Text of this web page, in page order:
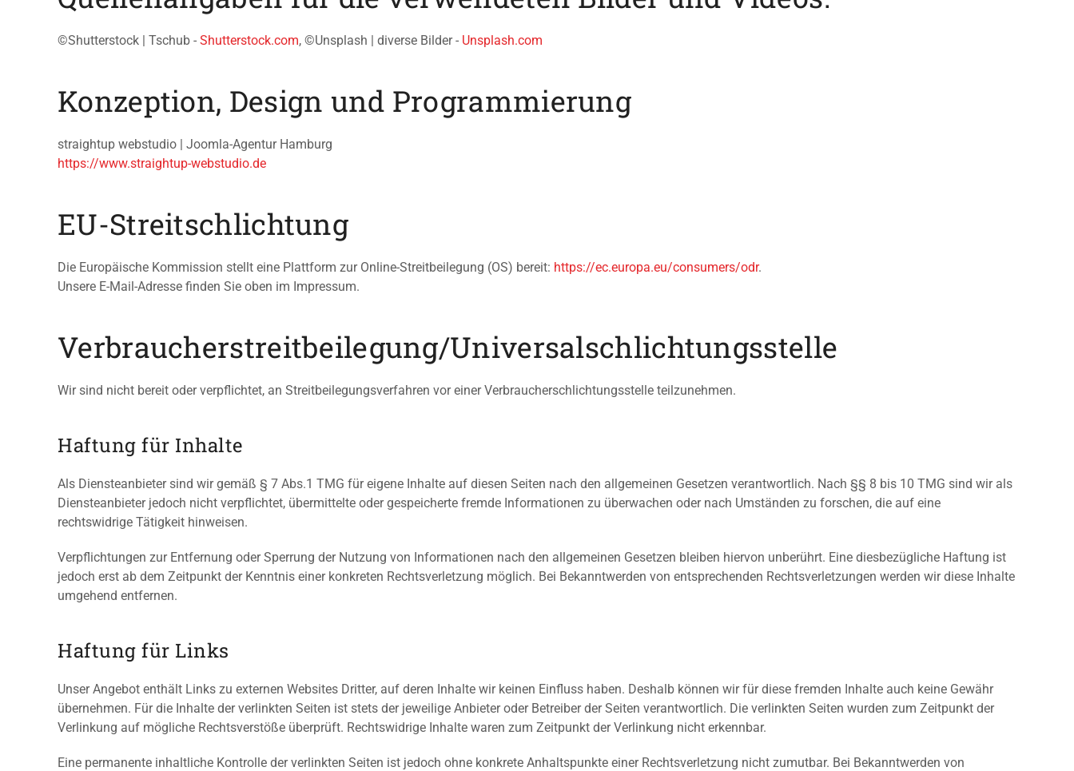
©Shutterstock | Tschub - Shutterstock.com, ©Unsplash | diverse Bilder - Unsplash.com
Konzeption, Design und Programmierung
straightup webstudio | Joomla-Agentur Hamburg
https://www.straightup-webstudio.de
EU-Streitschlichtung
Die Europäische Kommission stellt eine Plattform zur Online-Streitbeilegung (OS) bereit: https://ec.europa.eu/consumers/odr.
Unsere E-Mail-Adresse finden Sie oben im Impressum.
Verbraucher­streit­beilegung/Universal­schlichtungs­stelle
Wir sind nicht bereit oder verpflichtet, an Streitbeilegungsverfahren vor einer Verbraucherschlichtungsstelle teilzunehmen.
Haftung für Inhalte
Als Diensteanbieter sind wir gemäß § 7 Abs.1 TMG für eigene Inhalte auf diesen Seiten nach den allgemeinen Gesetzen verantwortlich. Nach §§ 8 bis 10 TMG sind wir als
Diensteanbieter jedoch nicht verpflichtet, übermittelte oder gespeicherte fremde Informationen zu überwachen oder nach Umständen zu forschen, die auf eine
rechtswidrige Tätigkeit hinweisen.
Verpflichtungen zur Entfernung oder Sperrung der Nutzung von Informationen nach den allgemeinen Gesetzen bleiben hiervon unberührt. Eine diesbezügliche Haftung ist
jedoch erst ab dem Zeitpunkt der Kenntnis einer konkreten Rechtsverletzung möglich. Bei Bekanntwerden von entsprechenden Rechtsverletzungen werden wir diese Inhalte
umgehend entfernen.
Haftung für Links
Unser Angebot enthält Links zu externen Websites Dritter, auf deren Inhalte wir keinen Einfluss haben. Deshalb können wir für diese fremden Inhalte auch keine Gewähr
übernehmen. Für die Inhalte der verlinkten Seiten ist stets der jeweilige Anbieter oder Betreiber der Seiten verantwortlich. Die verlinkten Seiten wurden zum Zeitpunkt der
Verlinkung auf mögliche Rechtsverstöße überprüft. Rechtswidrige Inhalte waren zum Zeitpunkt der Verlinkung nicht erkennbar.
Eine permanente inhaltliche Kontrolle der verlinkten Seiten ist jedoch ohne konkrete Anhaltspunkte einer Rechtsverletzung nicht zumutbar. Bei Bekanntwerden von